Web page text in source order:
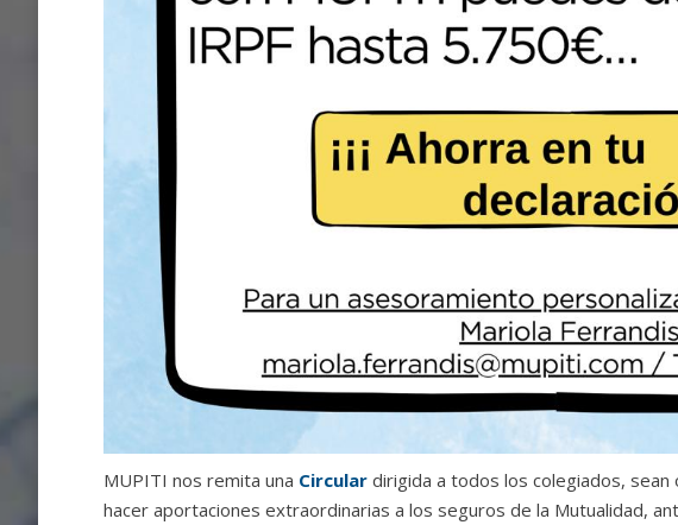
MUPITI nos remita una Circular dirigida a todos los colegiados, sean
hacer aportaciones extraordinarias a los seguros de la Mutualidad,